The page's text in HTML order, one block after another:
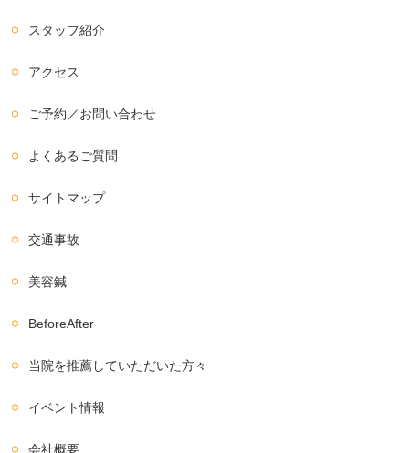
スタッフ紹介
アクセス
ご予約／お問い合わせ
よくあるご質問
サイトマップ
交通事故
美容鍼
BeforeAfter
当院を推薦していただいた方々
イベント情報
会社概要